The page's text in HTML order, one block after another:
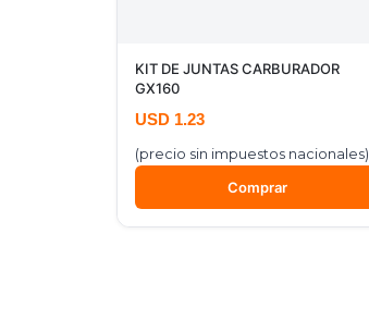
KIT DE JUNTAS CARBURADOR
GX160
USD 1.23
(precio sin impuestos nacionales)
Comprar